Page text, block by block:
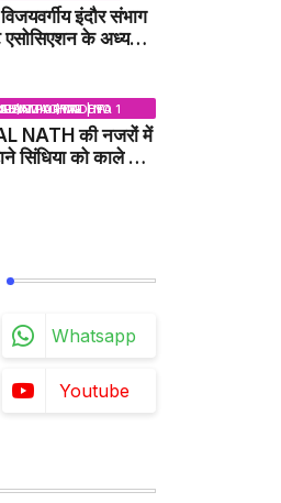
इंदौर संभाग
के अध्यक्ष
(MADHYA PRADESH)
NATH की नजरों में
सिंधिया को काले झंडे
Whatsapp
Youtube